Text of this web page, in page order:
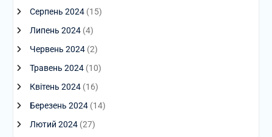
Серпень 2024(15)
Липень 2024(4)
Червень 2024(2)
Травень 2024(10)
Квітень 2024(16)
Березень 2024(14)
Лютий 2024(27)